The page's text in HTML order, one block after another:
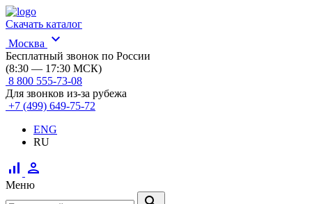
Скачать каталог
Москва
expand_more
Бесплатный звонок по России
(8:30 — 17:30 МСК)
8 800 555-73-08
Для звонков из-за рубежа
+7 (499) 649-75-72
ENG
RU
signal_cellular_alt person
Меню